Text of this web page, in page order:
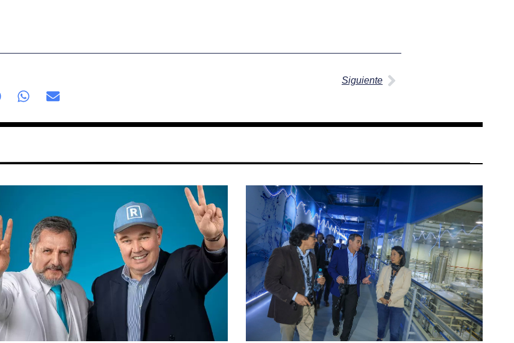
Siguiente
PáginaPáginaPágina
Página
Página